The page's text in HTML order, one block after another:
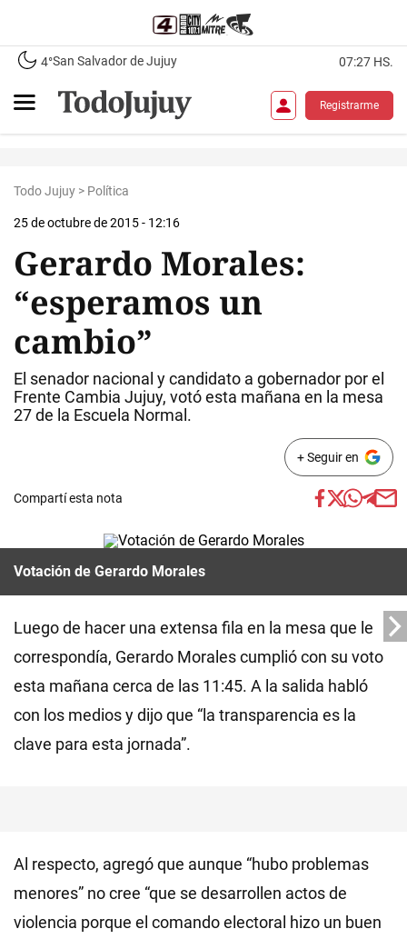
4°San Salvador de Jujuy 07:27 HS.
Registrarme
Todo Jujuy > Política
25 de octubre de 2015 - 12:16
Gerardo Morales:
“esperamos un
cambio”
El senador nacional y candidato a gobernador por el
Frente Cambia Jujuy, votó esta mañana en la mesa
27 de la Escuela Normal.
+ Seguir en
Compartí esta nota
Votación de Gerardo Morales
Luego de hacer una extensa fila en la mesa que le
correspondía, Gerardo Morales cumplió con su voto
esta mañana cerca de las 11:45. A la salida habló
con los medios y dijo que “la transparencia es la
clave para esta jornada”.
Al respecto, agregó que aunque “hubo problemas
menores” no cree “que se desarrollen actos de
violencia porque el comando electoral hizo un buen